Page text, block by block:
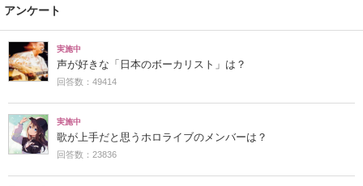
アンケート
実施中
声が好きな「日本のボーカリスト」は？
回答数：49414
実施中
歌が上手だと思うホロライブのメンバーは？
回答数：23836